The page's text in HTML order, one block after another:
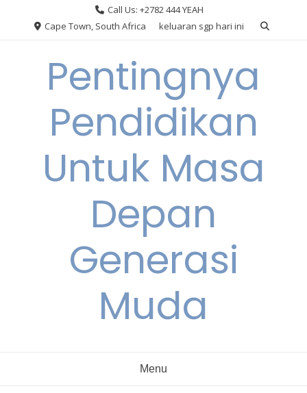
Call Us: +2782 444 YEAH
Cape Town, South Africa
keluaran sgp hari ini
Pentingnya
Pendidikan
Untuk Masa
Depan
Generasi
Muda
Menu